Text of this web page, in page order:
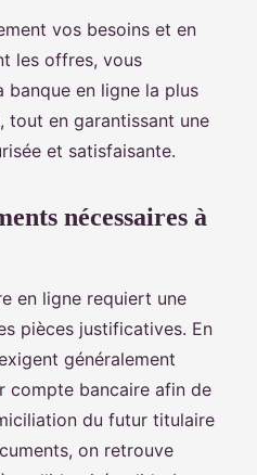
vos besoins et en
les offres, vous
en ligne la plus
tout en garantissant une
et satisfaisante.
nécessaires à
en ligne requiert une
pièces justificatives. En
généralement
compte bancaire afin de
du futur titulaire
on retrouve